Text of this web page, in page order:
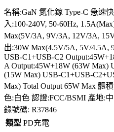
名稱:GaN 氮化鎵 Type-C 急速
入:100-240V, 50-60Hz,
Max(5V/3A, 9V/3A, 12V/3A,
出:30W Max(4.5V/5A, 5V/4.5A,
USB-C1+USB-C2
A Output:45W+18W (63W Max)
(15W Max) USB-C1+USB-
Max) Total Output 65W Max 體
色:白色 認證:FCC/BSMI 產地:
錄號碼: R37846
類型 PD充電